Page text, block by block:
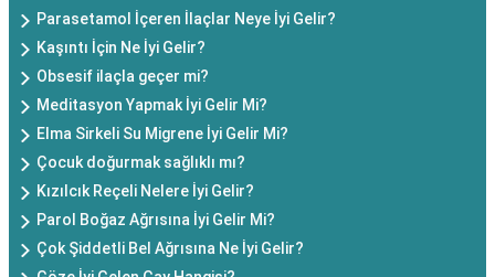
Parasetamol İçeren İlaçlar Neye İyi Gelir?
Kaşıntı İçin Ne İyi Gelir?
Obsesif ilaçla geçer mi?
Meditasyon Yapmak İyi Gelir Mi?
Elma Sirkeli Su Migrene İyi Gelir Mi?
Çocuk doğurmak sağlıklı mı?
Kızılcık Reçeli Nelere İyi Gelir?
Parol Boğaz Ağrısına İyi Gelir Mi?
Çok Şiddetli Bel Ağrısına Ne İyi Gelir?